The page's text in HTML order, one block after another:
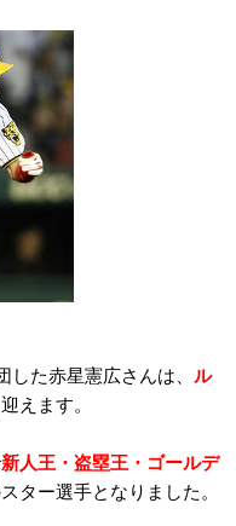
た赤星憲広さんは、 ル
えます。
新人王・盗塁王・ゴールデ
ター選手となりました。